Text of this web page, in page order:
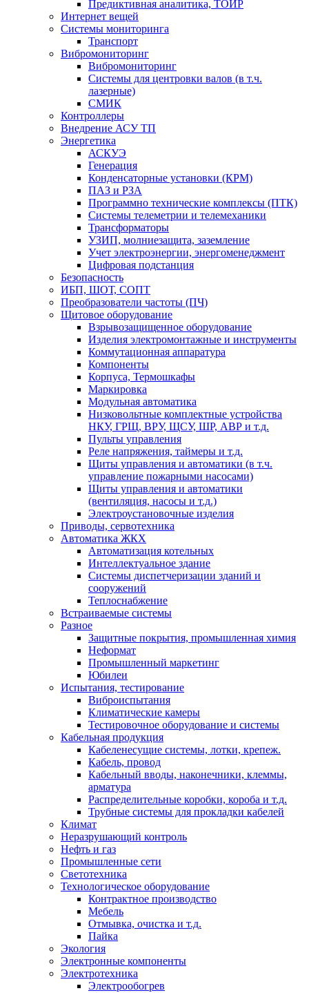
Предиктивная аналитика, ТОИР
Интернет вещей
Системы мониторинга
Транспорт
Вибромониторинг
Вибромониторинг
Системы для центровки валов (в т.ч.
лазерные)
СМИК
Контроллеры
Внедрение АСУ ТП
Энергетика
АСКУЭ
Генерация
Конденсаторные установки (КРМ)
ПАЗ и РЗА
Программно технические комплексы (ПТК)
Системы телеметрии и телемеханики
Трансформаторы
УЗИП, молниезащита, заземление
Учет электроэнергии, энергоменеджмент
Цифровая подстанция
Безопасность
ИБП, ШОТ, СОПТ
Преобразователи частоты (ПЧ)
Щитовое оборудование
Взрывозащищенное оборудование
Изделия электромонтажные и инструменты
Коммутационная аппаратура
Компоненты
Корпуса, Термошкафы
Маркировка
Модульная автоматика
Низковольтные комплектные устройства
НКУ, ГРЩ, ВРУ, ЩСУ, ШР, АВР и т.д.
Пульты управления
Реле напряжения, таймеры и т.д.
Щиты управления и автоматики (в т.ч.
управление пожарными насосами)
Щиты управления и автоматики
(вентиляция, насосы и т.д.)
Электроустановочные изделия
Приводы, сервотехника
Автоматика ЖКХ
Автоматизация котельных
Интеллектуальное здание
Системы диспетчеризации зданий и
сооружений
Теплоснабжение
Встраиваемые системы
Разное
Защитные покрытия, промышленная химия
Неформат
Промышленный маркетинг
Юбилеи
Испытания, тестирование
Виброиспытания
Климатические камеры
Тестировочное оборудование и системы
Кабельная продукция
Кабеленесущие системы, лотки, крепеж.
Кабель, провод
Кабельный вводы, наконечники, клеммы,
арматура
Распределительные коробки, короба и т.д.
Трубные системы для прокладки кабелей
Климат
Неразрушающий контроль
Нефть и газ
Промышленные сети
Светотехника
Технологическое оборудование
Контрактное производство
Мебель
Отмывка, очистка и т.д.
Пайка
Экология
Электронные компоненты
Электротехника
Электрообогрев